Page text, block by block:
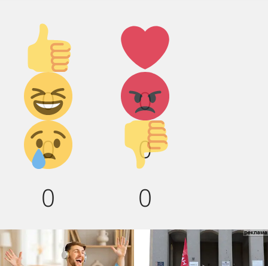
Палец
вверх!
0
Лайк!
0
Дикий
смех!
0
Агрессия!
0
Грусть :(
0
Палец
вниз!
0